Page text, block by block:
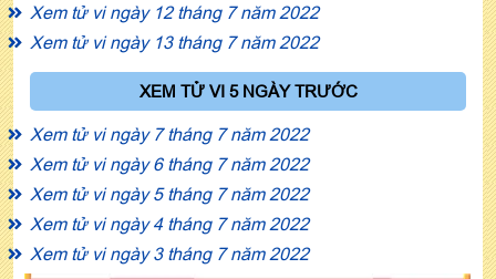
Xem tử vi ngày 12 tháng 7 năm 2022
Xem tử vi ngày 13 tháng 7 năm 2022
XEM TỬ VI 5 NGÀY TRƯỚC
Xem tử vi ngày 7 tháng 7 năm 2022
Xem tử vi ngày 6 tháng 7 năm 2022
Xem tử vi ngày 5 tháng 7 năm 2022
Xem tử vi ngày 4 tháng 7 năm 2022
Xem tử vi ngày 3 tháng 7 năm 2022